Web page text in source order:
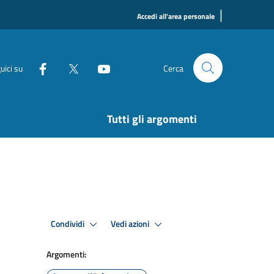
Accedi all'area personale |
su Cerca
Tutti gli argomenti
Condividi Vedi azioni
Argomenti: